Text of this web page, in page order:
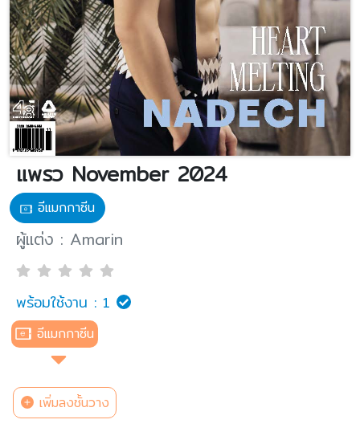
แพรว November 2024
อีแมกกาซีน
ผู้แต่ง : Amarin
พร้อมใช้งาน : 1
อีแมกกาซีน
เพิ่มลงชั้นวาง